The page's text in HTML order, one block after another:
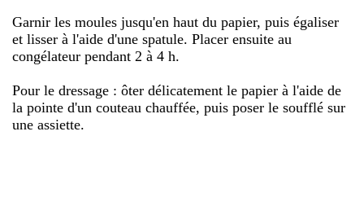
Garnir les moules jusqu'en haut du papier, puis égaliser
et lisser à l'aide d'une spatule. Placer ensuite au
congélateur pendant 2 à 4 h.
Pour le dressage : ôter délicatement le papier à l'aide de
la pointe d'un couteau chauffée, puis poser le soufflé sur
une assiette.